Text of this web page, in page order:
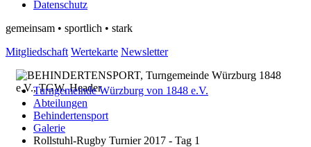
Datenschutz
gemeinsam • sportlich • stark
Mitgliedschaft Wertekarte Newsletter
Turngemeinde Würzburg von 1848 e.V.
Abteilungen
Behindertensport
Galerie
Rollstuhl-Rugby Turnier 2017 - Tag 1